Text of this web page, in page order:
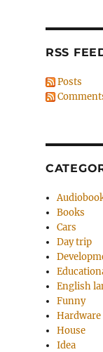
RSS
Posts
Books
Cars
Day trip
English
Funny
Hardware
House
Idea